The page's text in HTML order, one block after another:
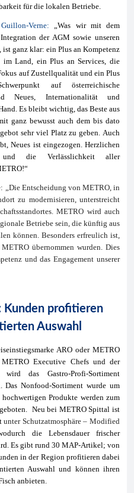
für die lokalen Betriebe.
Verne: „Was wir mit dem
der AGM sowie unseren
ist ganz klar: ein Plus an Kompetenz
Land, ein Plus an Services, die
auf Zustellqualität und ein Plus
auf österreichische
Neues, Internationalität und
Es bleibt wichtig, das Beste aus
ganz bewusst auch dem bis dato
sehr viel Platz zu geben. Auch
Neues ist eingezogen. Herzlichen
die Verlässlichkeit aller
„Die Entscheidung von METRO, in
zu modernisieren, unterstreicht
METRO wird auch
Betriebe sein, die künftig aus
können. Besonders erfreulich ist,
übernommen wurden. Dies
und das Engagement unserer
Kunden profitieren
Auswahl
ARO oder METRO
Executive Chefs und der
das Gastro-Profi-Sortiment
Nonfood-Sortiment wurde um
Produkte werden zum
Neu bei METRO Spittal ist
unter Schutzatmosphäre – Modified
die Lebensdauer frischer
Es gibt rund 30 MAP-Artikel; von
in der Region profitieren dabei
Auswahl und können ihren
anbieten.